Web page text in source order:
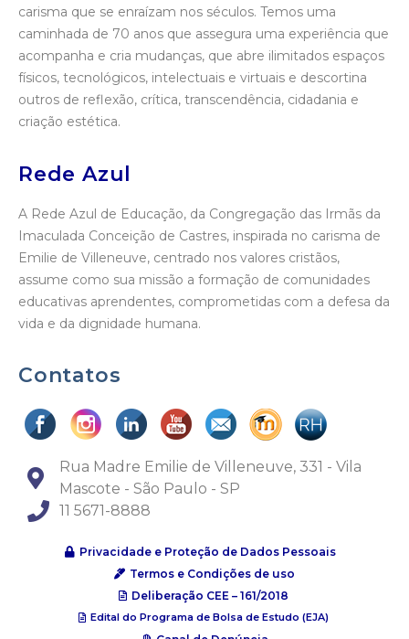
carisma que se enraízam nos séculos. Temos uma
caminhada de 70 anos que assegura uma experiência que
acompanha e cria mudanças, que abre ilimitados espaços
físicos, tecnológicos, intelectuais e virtuais e descortina
outros de reflexão, crítica, transcendência, cidadania e
criação estética.
Rede Azul
A Rede Azul de Educação, da Congregação das Irmãs da
Imaculada Conceição de Castres, inspirada no carisma de
Emilie de Villeneuve, centrado nos valores cristãos,
assume como sua missão a formação de comunidades
educativas aprendentes, comprometidas com a defesa da
vida e da dignidade humana.
Contatos
Rua Madre Emilie de Villeneuve, 331 - Vila
Mascote - São Paulo - SP
11 5671-8888
Privacidade e Proteção de Dados Pessoais
Termos e Condições de uso
Deliberação CEE – 161/2018
Edital do Programa de Bolsa de Estudo (EJA)